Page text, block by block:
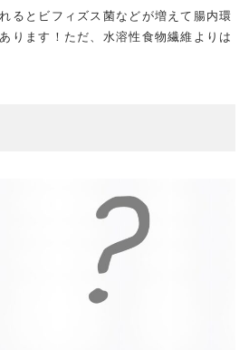
るとビフィズス菌などが増えて腸内環
ります！ただ、水溶性食物繊維よりは